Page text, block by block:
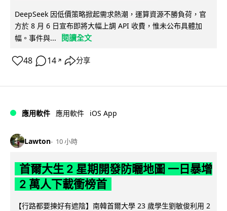
DeepSeek 因低價策略掀起需求熱潮，運算資源不勝負荷，官
方於 8 月 6 日宣布即將大幅上調 API 收費，惟未公布具體加
幅。事件與...
閱讀全文
48 14 ↗ 分享
應用軟件 應用軟件 iOS App
Lawton 10 小時
首爾大生 2 星期開發防曬地圖 一日暴增
2 萬人下載衝榜首
【行路都要揀好有遮陰】南韓首爾大學 23 歲學生劉敏俊利用 2